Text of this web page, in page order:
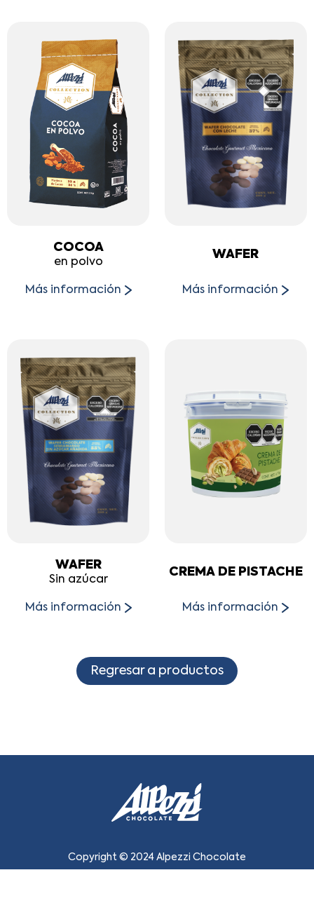
COCOA
en polvo
Más información
WAFER
Más información
WAFER
Sin azúcar
Más información
CREMA DE PISTACHE
Más información
Regresar a productos
Copyright © 2024 Alpezzi Chocolate